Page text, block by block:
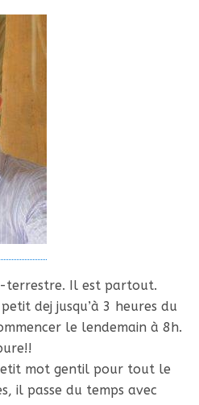
terrestre. Il est partout.
dej jusqu’à 3 heures du
le lendemain à 8h.
mot gentil pour tout le
il passe du temps avec